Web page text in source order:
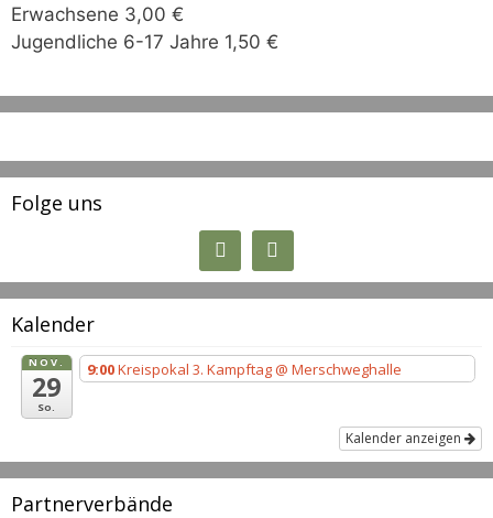
Erwachsene 3,00 €
Jugendliche 6-17 Jahre 1,50 €
Folge uns
Kalender
NOV.
29
So.
9:00Kreispokal 3. Kampftag@ Merschweghalle
Kalender anzeigen
Partnerverbände